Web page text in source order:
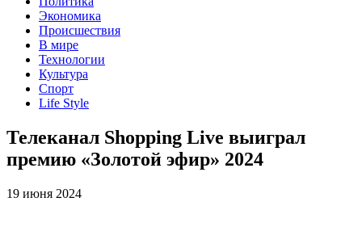
Экономика
Происшествия
В мире
Технологии
Культура
Спорт
Life Style
Телеканал Shopping Live выиграл
премию «Золотой эфир» 2024
19 июня 2024